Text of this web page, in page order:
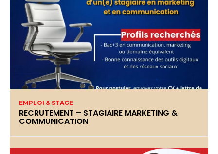
EMPLOI & STAGE
RECRUTEMENT – STAGIAIRE MARKETING &
COMMUNICATION